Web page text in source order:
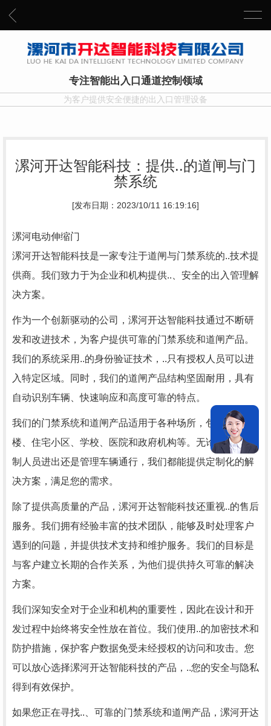
专注智能出入口通道控制领域
为客户提供安全便捷的出入口管理设备
漯河开达智能科技：提供..的道闸与门
禁系统
[发布日期：2023/10/11 16:19:16]
漯河电动伸缩门
漯河开达智能科技是一家专注于道闸与门禁系统的..技术提
供商。我们致力于为企业和机构提供..、安全的出入管理解
决方案。
作为一个创新驱动的公司，漯河开达智能科技通过不断研
发和改进技术，为客户提供可靠的门禁系统和道闸产品。
我们的系统采用..的身份验证技术，..只有授权人员可以进
入特定区域。同时，我们的道闸产品结构坚固耐用，具有
自动识别车辆、快速响应和高度可靠的特点。
我们的门禁系统和道闸产品适用于各种场所，包括企业大
楼、住宅小区、学校、医院和政府机构等。无论您需要控
制人员进出还是管理车辆通行，我们都能提供定制化的解
决方案，满足您的需求。
除了提供高质量的产品，漯河开达智能科技还重视..的售后
服务。我们拥有经验丰富的技术团队，能够及时处理客户
遇到的问题，并提供技术支持和维护服务。我们的目标是
与客户建立长期的合作关系，为他们提供持久可靠的解决
方案。
我们深知安全对于企业和机构的重要性，因此在设计和开
发过程中始终将安全性放在首位。我们使用..的加密技术和
防护措施，保护客户数据免受未经授权的访问和攻击。您
可以放心选择漯河开达智能科技的产品，..您的安全与隐私
得到有效保护。
如果您正在寻找..、可靠的门禁系统和道闸产品，漯河开达